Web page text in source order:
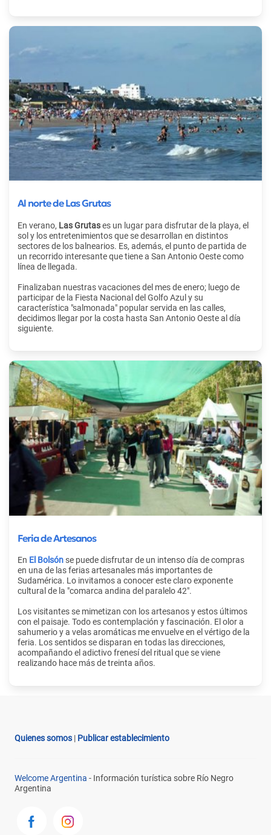
Al norte de Las Grutas
En verano, Las Grutases un lugar para disfrutar de la playa, el
sol y los entretenimientos que se desarrollan en distintos
sectores de los balnearios. Es, además, el punto de partida de
un recorrido interesante que tiene a San Antonio Oeste como
línea de llegada.
Finalizaban nuestras vacaciones del mes de enero; luego de
participar de la Fiesta Nacional del Golfo Azul y su
característica "salmonada" popular servida en las calles,
decidimos llegar por la costa hasta San Antonio Oeste al día
siguiente.
Feria de Artesanos
En El Bolsón se puede disfrutar de un intenso día de compras
en una de las ferias artesanales más importantes de
Sudamérica. Lo invitamos a conocer este claro exponente
cultural de la "comarca andina del paralelo 42".
Los visitantes se mimetizan con los artesanos y estos últimos
con el paisaje. Todo es contemplación y fascinación. El olor a
sahumerio y a velas aromáticas me envuelve en el vértigo de la
feria. Los sentidos se disparan en todas las direcciones,
acompañando el adictivo frenesí del ritual que se viene
realizando hace más de treinta años.
Quienes somos Publicar establecimiento
Welcome Argentina - Información turística sobre Río Negro
Argentina